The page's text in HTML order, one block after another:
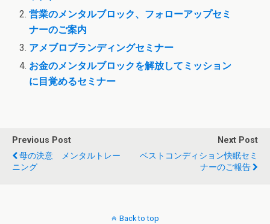
営業のメンタルブロック、フォローアップセミ
ナーのご案内
アメブロブランディングセミナー
お金のメンタルブロックを解放してミッション
に目覚めるセミナー
Previous Post
母の決意 メンタルトレー
ニング
Next Post
ベストコンディション快眠セミ
ナーのご報告
Back to top